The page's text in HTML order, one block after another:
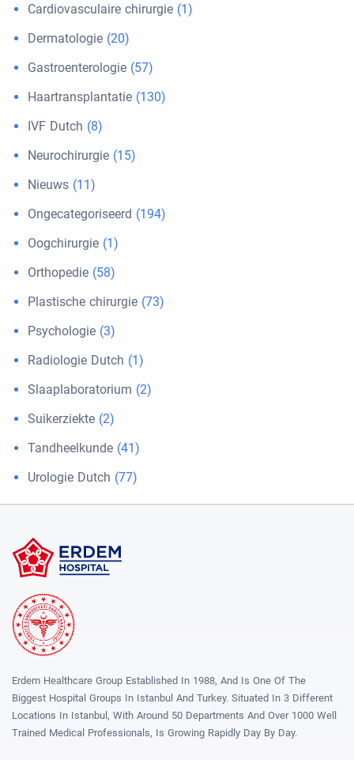
Cardiovasculaire chirurgie (1)
Dermatologie (20)
Gastroenterologie (57)
Haartransplantatie (130)
IVF Dutch (8)
Neurochirurgie (15)
Nieuws (11)
Ongecategoriseerd (194)
Oogchirurgie (1)
Orthopedie (58)
Plastische chirurgie (73)
Psychologie (3)
Radiologie Dutch (1)
Slaaplaboratorium (2)
Suikerziekte (2)
Tandheelkunde (41)
Urologie Dutch (77)
Erdem Healthcare Group Established In 1988, And Is One Of The
Biggest Hospital Groups In Istanbul And Turkey. Situated In 3 Different
Locations In Istanbul, With Around 50 Departments And Over 1000 Well
Trained Medical Professionals, Is Growing Rapidly Day By Day.